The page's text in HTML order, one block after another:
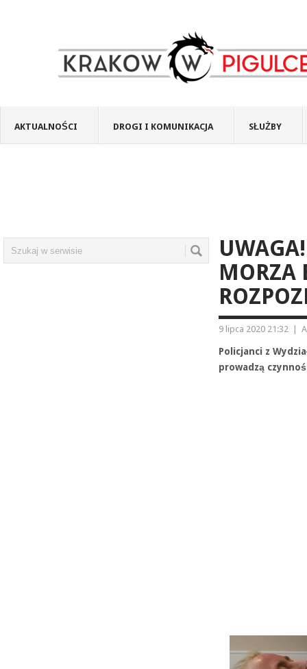
AKTUALNOŚCI DROGI I KOMUNIKACJA SŁUŻBY
MORZA
9 lipca 2020 21:32
Policjanci z
prowadzą